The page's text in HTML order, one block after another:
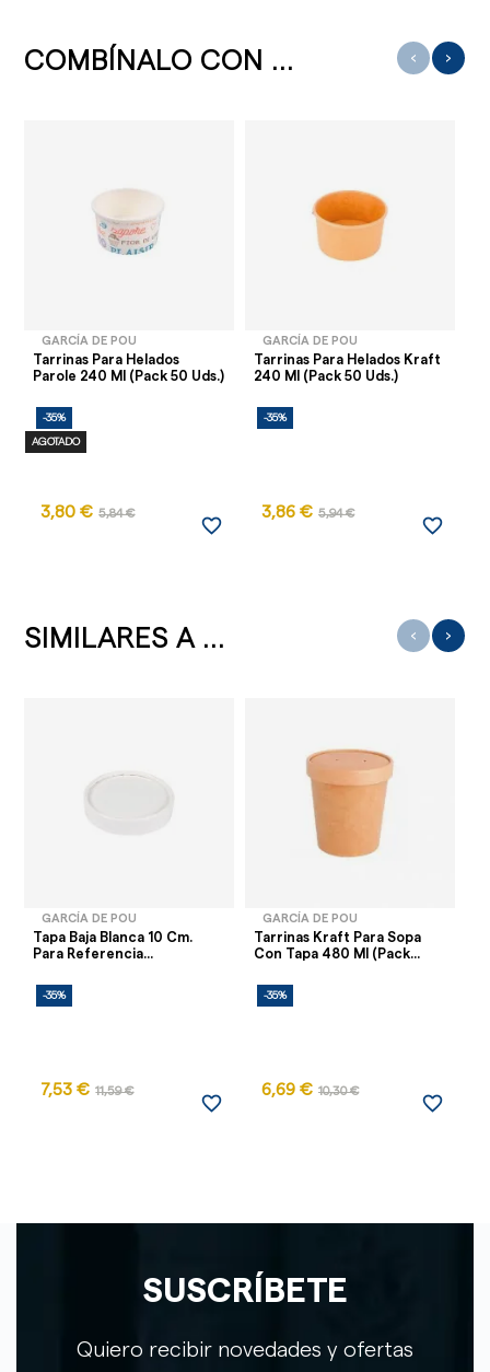
COMBÍNALO CON ...
GARCÍA DE POU
Tarrinas Para Helados
Parole 240 Ml (Pack 50 Uds.)
-35%
AGOTADO
3,80 € 5,84 €
favorite_border
GARCÍA DE POU
Tarrinas Para Helados Kraft
240 Ml (Pack 50 Uds.)
-35%
3,86 € 5,94 €
favorite_border
‹ ›
SIMILARES A ...
GARCÍA DE POU
Tapa Baja Blanca 10 Cm.
Para Referencia...
-35%
7,53 € 11,59 €
favorite_border
GARCÍA DE POU
Tarrinas Kraft Para Sopa
Con Tapa 480 Ml (Pack...
-35%
6,69 € 10,30 €
favorite_border
‹ ›
SUSCRÍBETE
Quiero recibir novedades y ofertas